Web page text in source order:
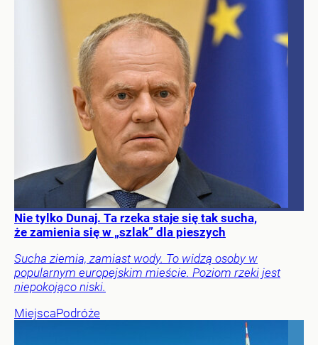
Nie tylko Dunaj. Ta rzeka staje się tak sucha,
że zamienia się w „szlak” dla pieszych
Sucha ziemia, zamiast wody. To widzą osoby w
popularnym europejskim mieście. Poziom rzeki jest
niepokojąco niski.
MiejscaPodróże